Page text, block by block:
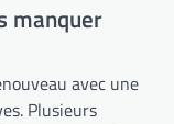
manquer
avec une
Plusieurs